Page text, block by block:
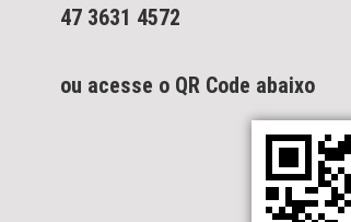
47 3631 4572
ou acesse o QR Code abaixo